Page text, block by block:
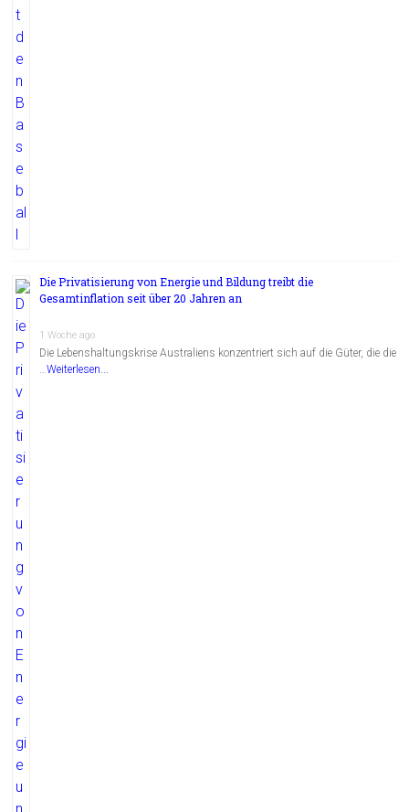
Die Privatisierung von Energie und Bildung treibt die
Gesamtinflation seit über 20 Jahren an
1 Woche ago
Die Lebenshaltungskrise Australiens konzentriert sich auf die Güter, die die
…Weiterlesen...